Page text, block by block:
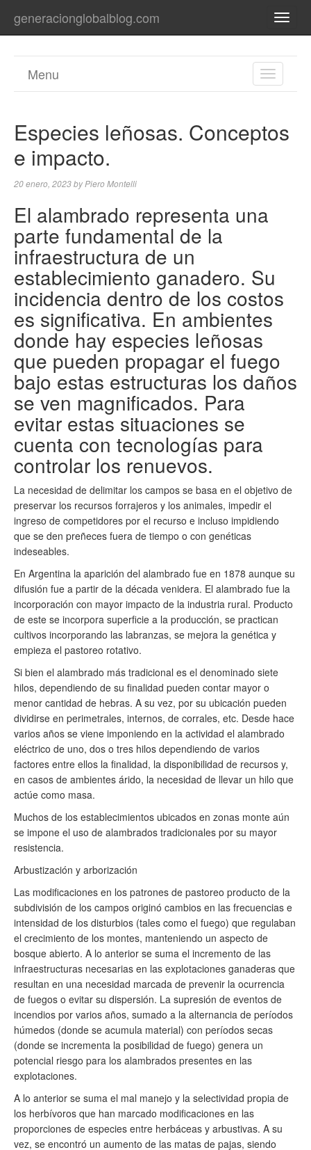
generacionglobalblog.com
TOGGLE
Menu
Especies leñosas. Conceptos
e impacto.
20 enero, 2023by Piero Montelli
El alambrado representa una
parte fundamental de la
infraestructura de un
establecimiento ganadero. Su
incidencia dentro de los costos
es significativa. En ambientes
donde hay especies leñosas
que pueden propagar el fuego
bajo estas estructuras los daños
se ven magnificados. Para
evitar estas situaciones se
cuenta con tecnologías para
controlar los renuevos.
La necesidad de delimitar los campos se basa en el objetivo de
preservar los recursos forrajeros y los animales, impedir el
ingreso de competidores por el recurso e incluso impidiendo
que se den preñeces fuera de tiempo o con genéticas
indeseables.
En Argentina la aparición del alambrado fue en 1878 aunque su
difusión fue a partir de la década venidera. El alambrado fue la
incorporación con mayor impacto de la industria rural. Producto
de este se incorpora superficie a la producción, se practican
cultivos incorporando las labranzas, se mejora la genética y
empieza el pastoreo rotativo.
Si bien el alambrado más tradicional es el denominado siete
hilos, dependiendo de su finalidad pueden contar mayor o
menor cantidad de hebras. A su vez, por su ubicación pueden
dividirse en perimetrales, internos, de corrales, etc. Desde hace
varios años se viene imponiendo en la actividad el alambrado
eléctrico de uno, dos o tres hilos dependiendo de varios
factores entre ellos la finalidad, la disponibilidad de recursos y,
en casos de ambientes árido, la necesidad de llevar un hilo que
actúe como masa.
Muchos de los establecimientos ubicados en zonas monte aún
se impone el uso de alambrados tradicionales por su mayor
resistencia.
Arbustización y arborización
Las modificaciones en los patrones de pastoreo producto de la
subdivisión de los campos originó cambios en las frecuencias e
intensidad de los disturbios (tales como el fuego) que regulaban
el crecimiento de los montes, manteniendo un aspecto de
bosque abierto. A lo anterior se suma el incremento de las
infraestructuras necesarias en las explotaciones ganaderas que
resultan en una necesidad marcada de prevenir la ocurrencia
de fuegos o evitar su dispersión. La supresión de eventos de
incendios por varios años, sumado a la alternancia de períodos
húmedos (donde se acumula material) con períodos secas
(donde se incrementa la posibilidad de fuego) genera un
potencial riesgo para los alambrados presentes en las
explotaciones.
A lo anterior se suma el mal manejo y la selectividad propia de
los herbívoros que han marcado modificaciones en las
proporciones de especies entre herbáceas y arbustivas. A su
vez, se encontró un aumento de las matas de pajas, siendo